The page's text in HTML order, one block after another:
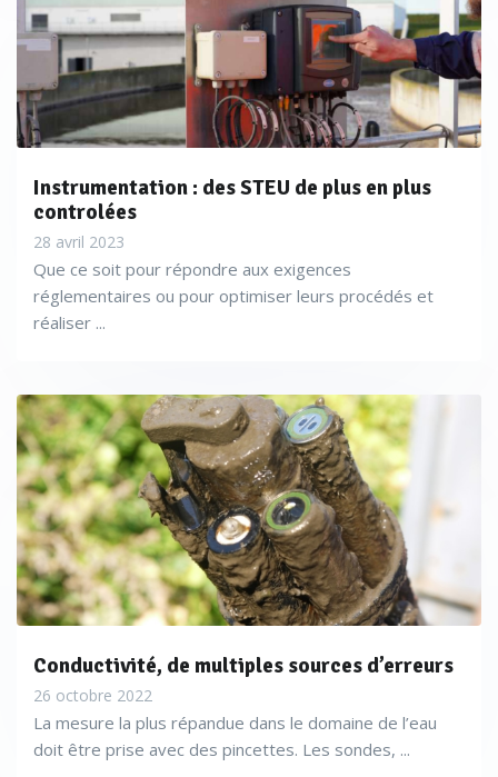
Instrumentation : des STEU de plus en plus
controlées
28 avril 2023
Que ce soit pour répondre aux exigences
réglementaires ou pour optimiser leurs procédés et
réaliser ...
Conductivité, de multiples sources d’erreurs
26 octobre 2022
La mesure la plus répandue dans le domaine de l’eau
doit être prise avec des pincettes. Les sondes, ...